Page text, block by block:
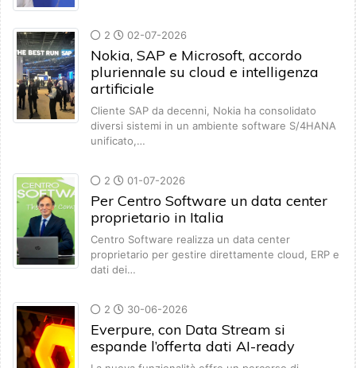
2 02-07-2026
Nokia, SAP e Microsoft, accordo
pluriennale su cloud e intelligenza
artificiale
Cliente SAP da decenni, Nokia ha consolidato
diversi sistemi in un ambiente software S/4HANA
unificato,…
2 01-07-2026
Per Centro Software un data center
proprietario in Italia
Centro Software realizza un data center
proprietario per gestire direttamente cloud, ERP e
dati dei…
2 30-06-2026
Everpure, con Data Stream si
espande l’offerta dati AI-ready